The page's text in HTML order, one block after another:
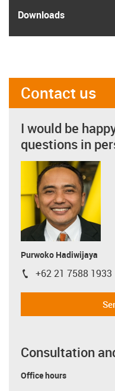
Downloads
Contact us
I would be
questions in
Purwoko Hadiwijaya
igus-icon-phone
+62 21 7588 1933
Consultation
Office hours